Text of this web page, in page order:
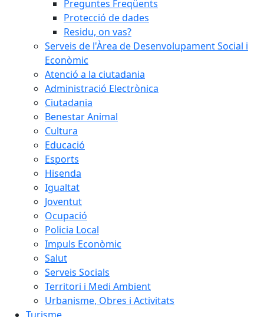
Preguntes Freqüents
Protecció de dades
Residu, on vas?
Serveis de l'Àrea de Desenvolupament Social i
Econòmic
Atenció a la ciutadania
Administració Electrònica
Ciutadania
Benestar Animal
Cultura
Educació
Esports
Hisenda
Igualtat
Joventut
Ocupació
Policia Local
Impuls Econòmic
Salut
Serveis Socials
Territori i Medi Ambient
Urbanisme, Obres i Activitats